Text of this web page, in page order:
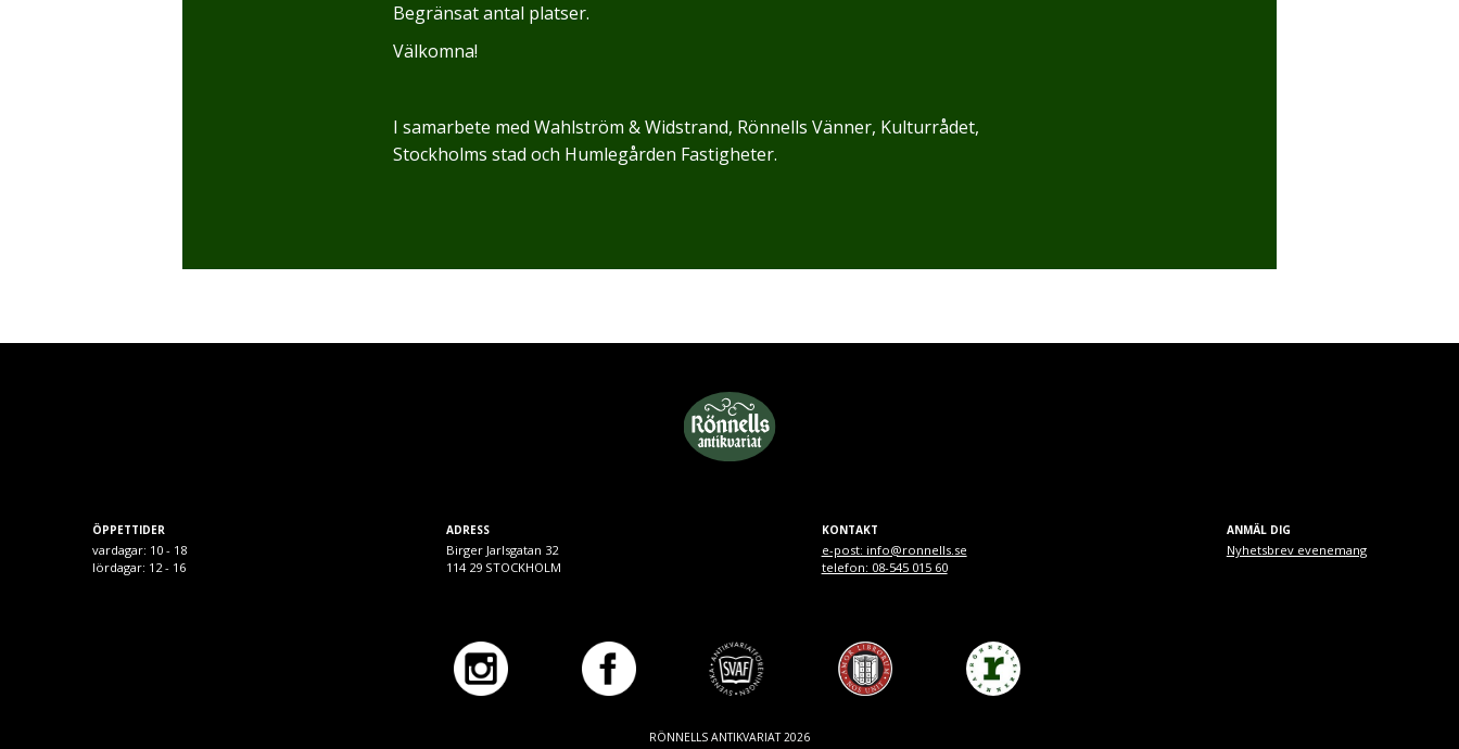
Begränsat antal platser.
Välkomna!
I samarbete med Wahlström & Widstrand, Rönnells Vänner, Kulturrådet,
Stockholms stad och Humlegården Fastigheter.
ÖPPETTIDER
vardagar: 10 - 18
lördagar: 12 - 16
ADRESS
Birger Jarlsgatan 32
114 29 STOCKHOLM
KONTAKT
e-post: info@ronnells.se
telefon: 08-545 015 60
ANMÄL DIG
Nyhetsbrev evenemang
RÖNNELLS ANTIKVARIAT 2026